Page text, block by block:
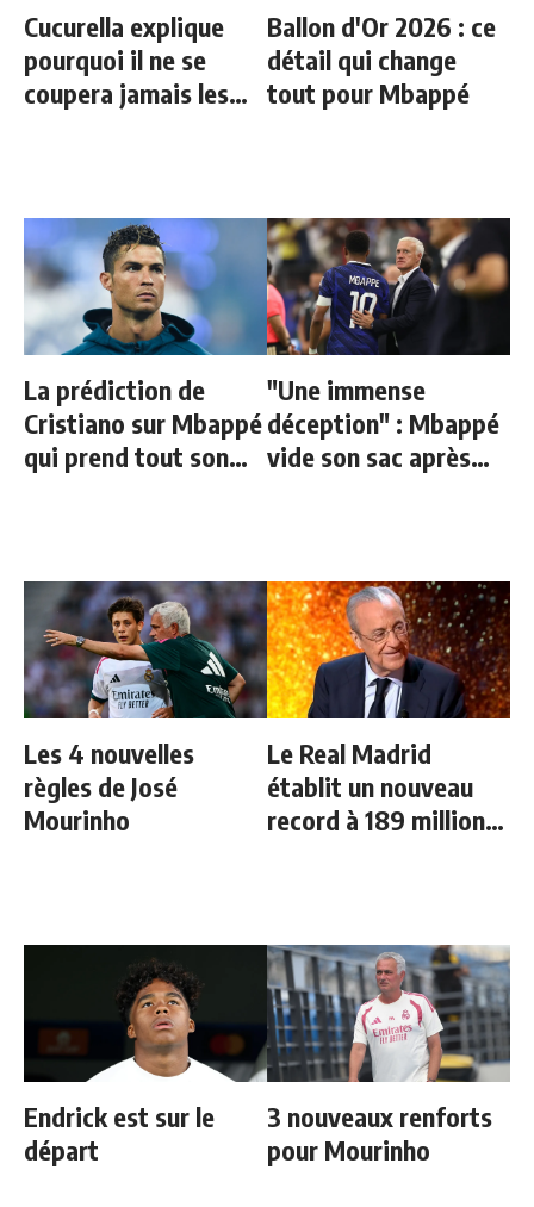
Cucurella explique
pourquoi il ne se
coupera jamais les
Ballon d'Or 2026 : ce
détail qui change
tout pour Mbappé
La prédiction de
Cristiano sur Mbappé
qui prend tout son
"Une immense
déception" : Mbappé
vide son sac après
Les 4 nouvelles
règles de José
Mourinho
Le Real Madrid
établit un nouveau
record à 189 millions
Endrick est sur le
départ
3 nouveaux renforts
pour Mourinho